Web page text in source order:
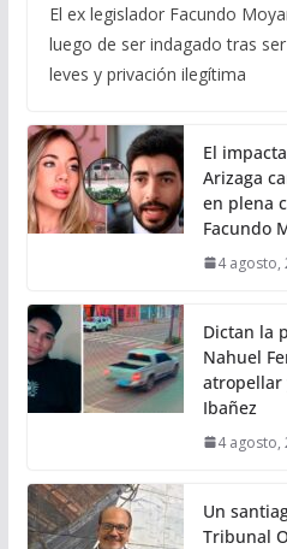
El ex legislador Facundo
luego de ser indagado tras
leves y privación ilegítima
El
Arizaga
en plena
Facundo
4 agosto,
Dictan la
Nahuel
atropellar
Ibañez
4 agosto,
Un
Tribunal